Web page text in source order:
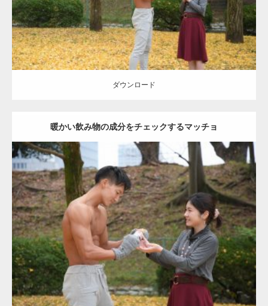
ダウンロード
ダウンロード
暖かい飲み物の成分をチェックするマッチョ
Update:2021.07.8
Category:公園のマッチョ その他 AKIHITO(細マッチョ) 上腕三頭筋
肩
ダウンロード